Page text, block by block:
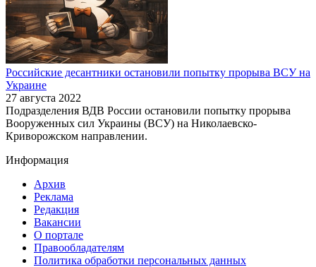
Российские десантники остановили попытку прорыва ВСУ на
Украине
27 августа 2022
Подразделения ВДВ России остановили попытку прорыва
Вооруженных сил Украины (ВСУ) на Николаевско-
Криворожском направлении.
Информация
Архив
Реклама
Редакция
Вакансии
О портале
Правообладателям
Политика обработки персональных данных